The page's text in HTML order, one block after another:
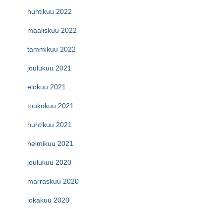
huhtikuu 2022
maaliskuu 2022
tammikuu 2022
joulukuu 2021
elokuu 2021
toukokuu 2021
huhtikuu 2021
helmikuu 2021
joulukuu 2020
marraskuu 2020
lokakuu 2020